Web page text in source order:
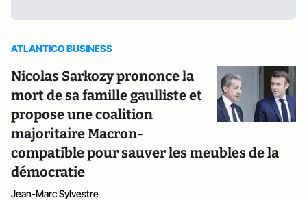
ATLANTICO BUSINESS
Nicolas Sarkozy prononce la
mort de sa famille gaulliste et
propose une coalition
majoritaire Macron-
compatible pour sauver les meubles de la
démocratie
Jean-Marc Sylvestre